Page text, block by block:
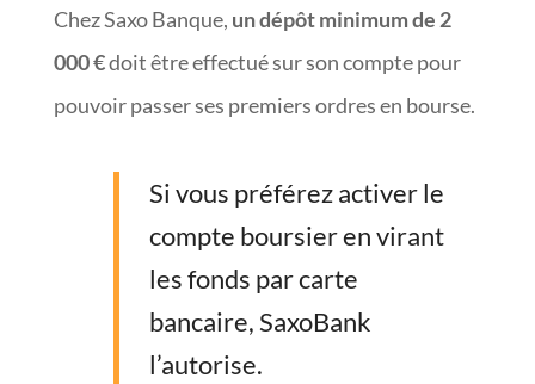
Chez Saxo Banque, un dépôt minimum de 2
000 €doit être effectué sur son compte pour
pouvoir passer ses premiers ordres en bourse.
Si vous préférez activer le
compte boursier en virant
les fonds par carte
bancaire, SaxoBank
l’autorise.